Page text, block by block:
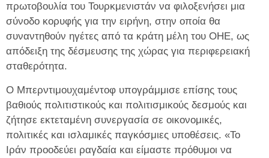
πρωτοβουλία του Τουρκμενιστάν να φιλοξενήσει μια
σύνοδο κορυφής για την ειρήνη, στην οποία θα
συναντηθούν ηγέτες από τα κράτη μέλη του ΟΗΕ, ως
απόδειξη της δέσμευσης της χώρας για περιφερειακή
σταθερότητα.
Ο Μπερντιμουχαμέντοφ υπογράμμισε επίσης τους
βαθιούς πολιτιστικούς και πολιτισμικούς δεσμούς και
ζήτησε εκτεταμένη συνεργασία σε οικονομικές,
πολιτικές και ισλαμικές παγκόσμιες υποθέσεις. «Το
Ιράν προοδεύει ραγδαία και είμαστε πρόθυμοι να